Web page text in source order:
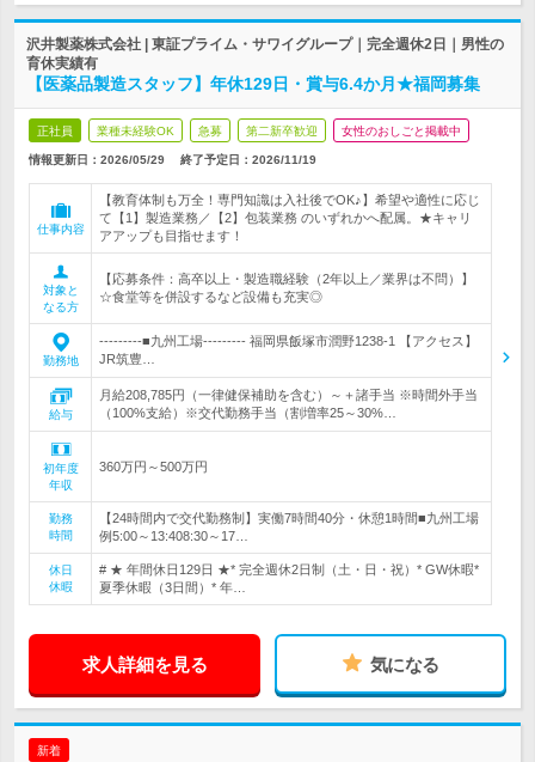
沢井製薬株式会社 | 東証プライム・サワイグループ｜完全週休2日｜男性の
育休実績有
【医薬品製造スタッフ】年休129日・賞与6.4か月★福岡募集
正社員 業種未経験OK 急募 第二新卒歓迎 女性のおしごと掲載中
情報更新日：2026/05/29 終了予定日： 2026/11/19
仕事内容
【教育体制も万全！専門知識は入社後でOK♪】希望や適性に応じ
て【1】製造業務／【2】包装業務 のいずれかへ配属。★キャリ
アアップも目指せます！
対象と
なる方
【応募条件：高卒以上・製造職経験（2年以上／業界は不問）】
☆食堂等を併設するなど設備も充実◎
勤務地
---------■九州工場--------- 福岡県飯塚市潤野1238-1 【アクセス】
JR筑豊…
給与
月給208,785円（一律健保補助を含む）～＋諸手当 ※時間外手当
（100%支給）※交代勤務手当（割増率25～30%…
初年度
年収
360万円～500万円
勤務
時間
【24時間内で交代勤務制】実働7時間40分・休憩1時間■九州工場
例5:00～13:408:30～17…
休日
休暇
# ★ 年間休日129日 ★* 完全週休2日制（土・日・祝）* GW休暇*
夏季休暇（3日間）* 年…
求人詳細を見る 気になる
新着